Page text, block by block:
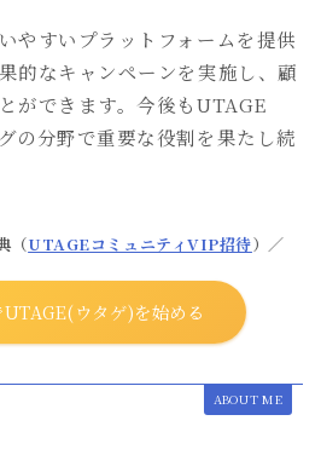
やすいプラットフォームを提供
的なキャンペーンを実施し、顧
ができます。今後もUTAGE
の分野で重要な役割を果たし続
（UTAGEコミュニティVIP招待）／
ウタゲ)を始める
ABOUT ME